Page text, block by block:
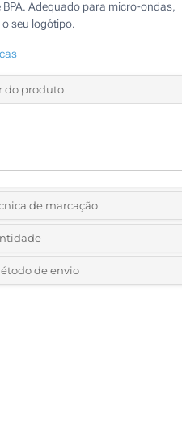
Adequado para micro-ondas,
seu logótipo.
do produto
de marcação
e as cores do logotipo:
de envio